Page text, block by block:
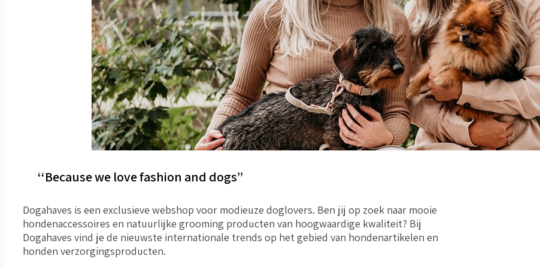
‘‘Because we love fashion and dogs’’
Dogahaves is een exclusieve webshop voor modieuze doglovers. Ben jij op zoek naar mooie
hondenaccessoires en natuurlijke grooming producten van hoogwaardige kwaliteit? Bij
Dogahaves vind je de nieuwste internationale trends op het gebied van hondenartikelen en
honden verzorgingsproducten.